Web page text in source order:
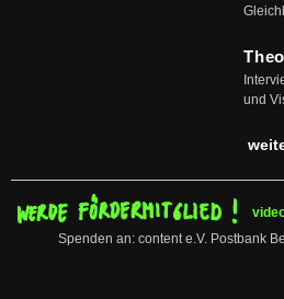
und
Spenden an: content e.V. Postbank